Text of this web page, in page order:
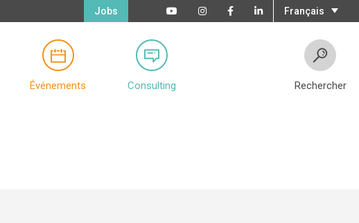
Français
Jobs
Événements Consulting Rechercher